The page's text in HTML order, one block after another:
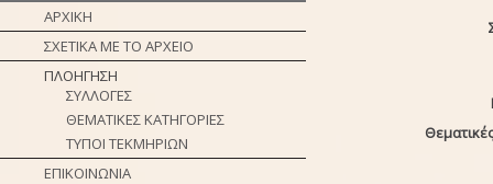
ΑΡΧΙΚΗ
ΣΧΕΤΙΚΑ ΜΕ ΤΟ ΑΡΧΕΙΟ
ΠΛΟΗΓΗΣΗ
ΣΥΛΛΟΓΕΣ
ΘΕΜΑΤΙΚΕΣ ΚΑΤΗΓΟΡΙΕΣ
ΤΥΠΟΙ ΤΕΚΜΗΡΙΩΝ
ΕΠΙΚΟΙΝΩΝΙΑ